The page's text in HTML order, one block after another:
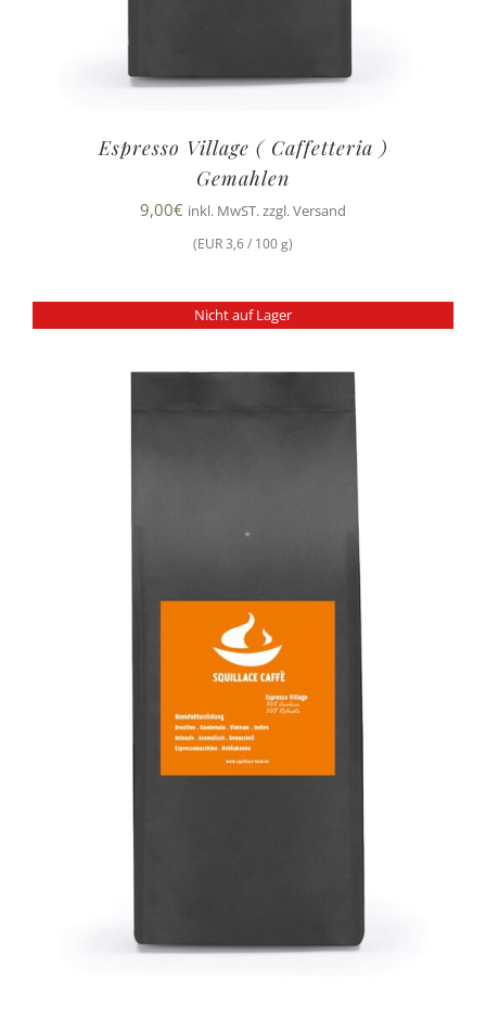
Espresso Village ( Caffetteria )
Gemahlen
9,00€ inkl. MwST. zzgl. Versand
(EUR 3,6 / 100 g)
Nicht auf Lager